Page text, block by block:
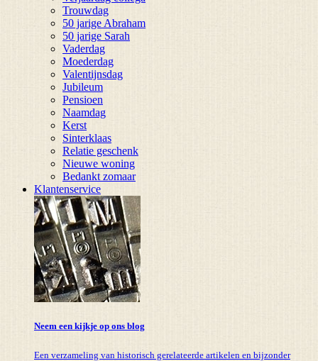
Trouwdag
50 jarige Abraham
50 jarige Sarah
Vaderdag
Moederdag
Valentijnsdag
Jubileum
Pensioen
Naamdag
Kerst
Sinterklaas
Relatie geschenk
Nieuwe woning
Bedankt zomaar
Klantenservice
Neem een kijkje op ons blog
Een verzameling van historisch gerelateerde artikelen en bijzonder